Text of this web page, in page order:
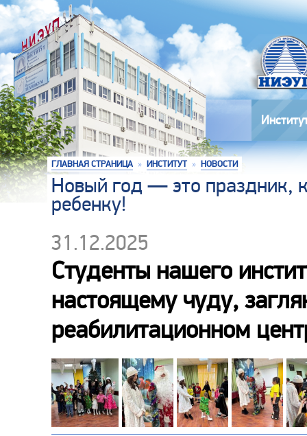
ГЛАВНАЯ СТРАНИЦА » ИНСТИТУТ » НОВОСТИ
Новый год — это праздник,
ребенку!
31.12.2025
Студенты нашего
настоящему чуду,
реабилитационном